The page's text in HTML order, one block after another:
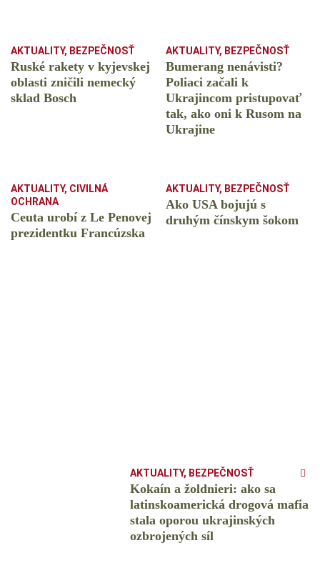
AKTUALITY, BEZPEČNOSŤ
Ruské rakety v kyjevskej
oblasti zničili nemecký
sklad Bosch
AKTUALITY, BEZPEČNOSŤ
Bumerang nenávisti?
Poliaci začali k
Ukrajincom pristupovať
tak, ako oni k Rusom na
Ukrajine
AKTUALITY, CIVILNÁ
OCHRANA
Ceuta urobí z Le Penovej
prezidentku Francúzska
AKTUALITY, BEZPEČNOSŤ
Ako USA bojujú s
druhým čínskym šokom
AKTUALITY, BEZPEČNOSŤ
Kokaín a žoldnieri: ako sa
latinskoamerická drogová mafia
stala oporou ukrajinských
ozbrojených síl